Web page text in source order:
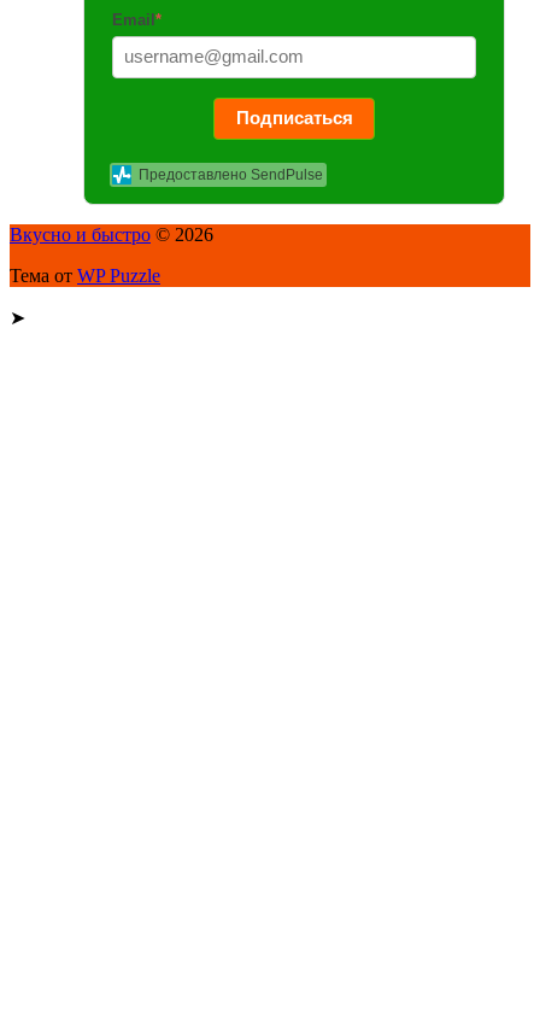
Email *
Подписаться
Предоставлено SendPulse
Вкусно и быстро © 2026
Тема от WP Puzzle
➤